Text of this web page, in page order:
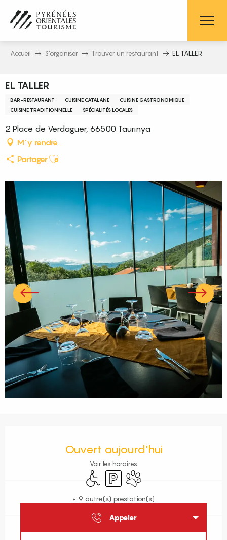
contenu
principal
Accueil S’organiser Trouver un restaurant EL TALLER
EL TALLER
BAR-RESTAURANT CUISINE CATALANE
CUISINE GASTRONOMIQUE
CUISINE TRADITIONNELLE
SPÉCIALITÉS LOCALES
2 Place de Verdaguer, 66500 Taurinya
M'y rendre
PartagerAjouter aux favoris
Ouvert aujourd'hui
Voir les horaires
Accès handicapés
ParkingAnimaux acceptés
+ 9 autre(s) prestation(s)
Appeler